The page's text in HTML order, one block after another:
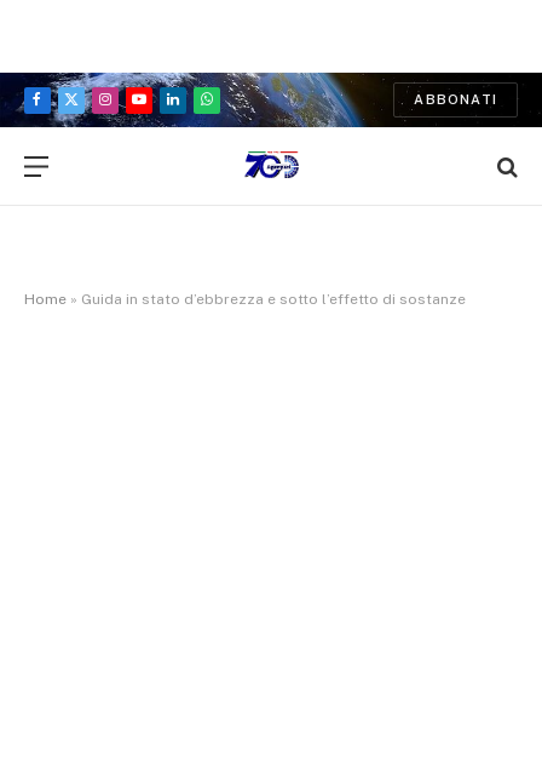
Facebook
X
Instagram
YouTubeLinkedInWhatsApp
ABBONATI
Home » Guida in stato d’ebbrezza e sotto l’effetto di sostanze